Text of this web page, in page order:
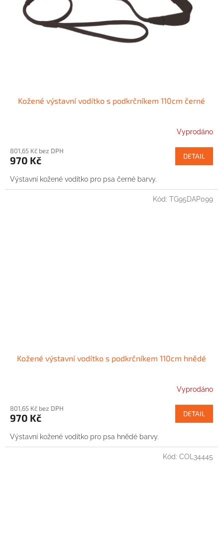
Kožené výstavní vodítko s podkrčníkem 110cm černé
Vyprodáno
801,65 Kč bez DPH
970 Kč DETAIL
Výstavní kožené vodítko pro psa černé barvy.
Kožené výstavní vodítko s podkrčníkem 110cm hnědé
Vyprodáno
801,65 Kč bez DPH
970 Kč DETAIL
Výstavní kožené vodítko pro psa hnědé barvy.
Kód: TG95DAP099
Kód: COL34445